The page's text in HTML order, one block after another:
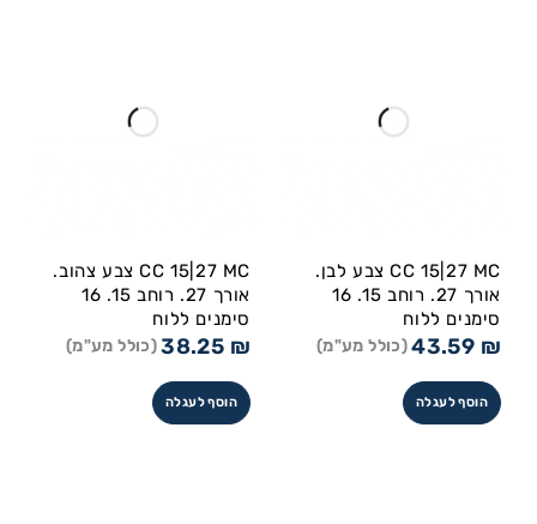
CC 15|27 MC צבע לבן.
אורך 27. רוחב 15. 16
סימנים ללוח
43.59 ₪ (כולל מע"מ)
הוסף לעגלה
CC 15|27 MC צבע צהוב.
אורך 27. רוחב 15. 16
סימנים ללוח
38.25 ₪ (כולל מע"מ)
הוסף לעגלה